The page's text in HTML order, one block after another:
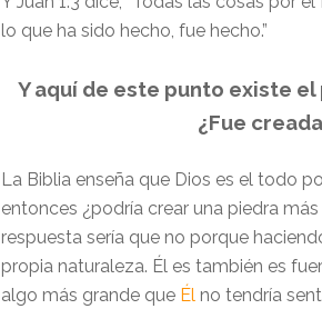
lo que ha sido hecho, fue hecho.”
Y aquí de este punto existe
¿Fue
La Biblia enseña que Dios es el todo
entonces ¿podría crear una piedra más
respuesta sería que no porque
propia naturaleza. Él es también es
algo más grande que Él no tendría